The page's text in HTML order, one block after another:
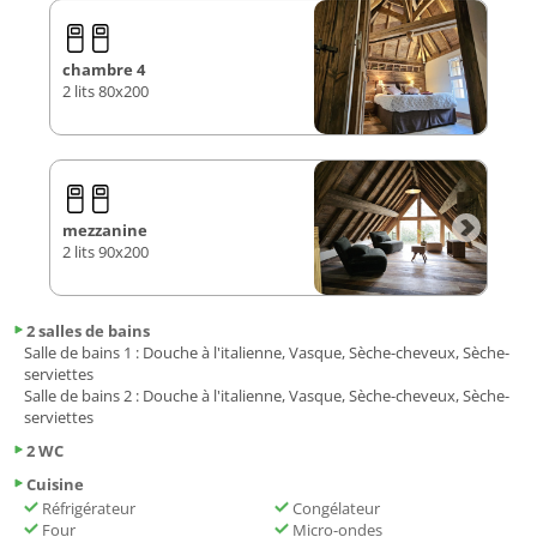
chambre 4
2 lits 80x200
mezzanine
2 lits 90x200
2 salles de bains
Salle de bains 1 : Douche à l'italienne, Vasque, Sèche-cheveux, Sèche-
serviettes
Salle de bains 2 : Douche à l'italienne, Vasque, Sèche-cheveux, Sèche-
serviettes
2 WC
Cuisine
Réfrigérateur
Congélateur
Four
Micro-ondes